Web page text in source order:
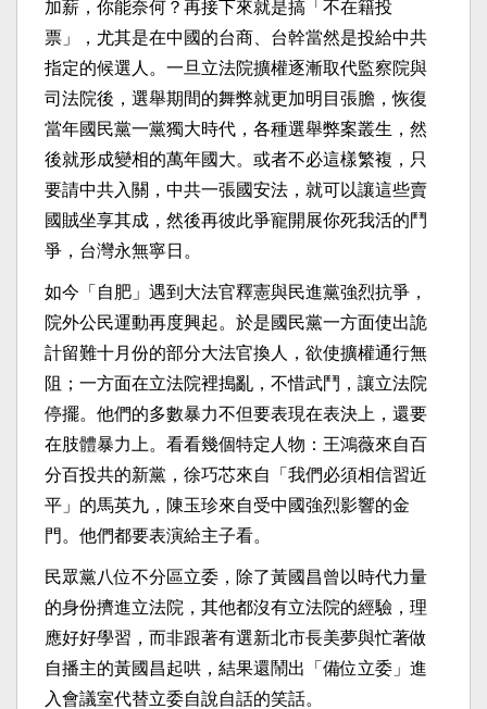
加薪，你能奈何？再接下來就是搞「不在籍投
票」，尤其是在中國的台商、台幹當然是投給中共
指定的候選人。一旦立法院擴權逐漸取代監察院與
司法院後，選舉期間的舞弊就更加明目張膽，恢復
當年國民黨一黨獨大時代，各種選舉弊案叢生，然
後就形成變相的萬年國大。或者不必這樣繁複，只
要請中共入關，中共一張國安法，就可以讓這些賣
國賊坐享其成，然後再彼此爭寵開展你死我活的鬥
爭，台灣永無寧日。
如今「自肥」遇到大法官釋憲與民進黨強烈抗爭，
院外公民運動再度興起。於是國民黨一方面使出詭
計留難十月份的部分大法官換人，欲使擴權通行無
阻；一方面在立法院裡搗亂，不惜武鬥，讓立法院
停擺。他們的多數暴力不但要表現在表決上，還要
在肢體暴力上。看看幾個特定人物：王鴻薇來自百
分百投共的新黨，徐巧芯來自「我們必須相信習近
平」的馬英九，陳玉珍來自受中國強烈影響的金
門。他們都要表演給主子看。
民眾黨八位不分區立委，除了黃國昌曾以時代力量
的身份擠進立法院，其他都沒有立法院的經驗，理
應好好學習，而非跟著有選新北市長美夢與忙著做
自播主的黃國昌起哄，結果還鬧出「備位立委」進
入會議室代替立委自說自話的笑話。